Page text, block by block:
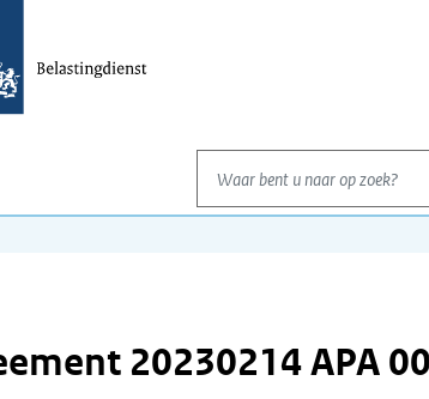
Waar bent u naar op
20230214 APA